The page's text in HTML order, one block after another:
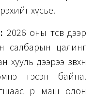
хүсье.
2026 оны төсөв дээр
салбарын цалинг
хууль дээрээ зөвхөн
гэсэн байна.
өөр маш олон